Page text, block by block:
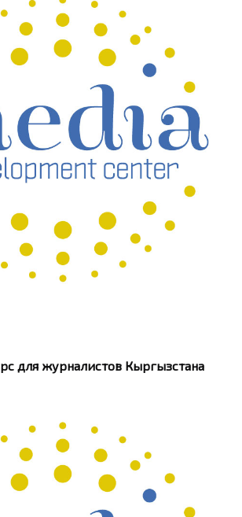
для журналистов Кыргызстана